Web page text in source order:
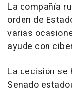
La compañía
orden de
varias
ayude con
La decisión se
Senado